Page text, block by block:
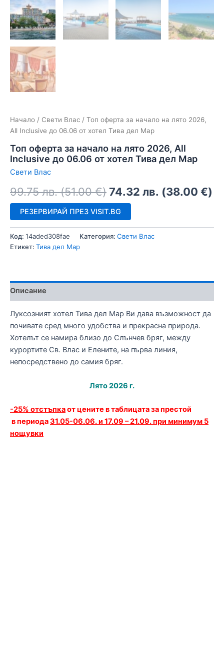
Начало / Свети Влас / Топ оферта за начало на лято 2026,
All Inclusive до 06.06 от хотел Тива дел Мар
Топ оферта за начало на лято 2026, All
Inclusive до 06.06 от хотел Тива дел Мар
Свети Влас
99.75лв. (51.00€)74.32 лв. (38.00 €)
РЕЗЕРВИРАЙ ПРЕЗ VISIT.BG
Код: 14aded308fae Категория: Свети Влас
Етикет: Тива дел Мар
Описание
Луксозният хотел Тива дел Мар Ви дава възможност да
почивате сред много удобства и прекрасна природа.
Хотелът се намира близо до Слънчев бряг, между
курортите Св. Влас и Елените, на първа линия,
непoсредствено до самия бряг.
Лято 2026 г.
-25% отстъпкаот цените в таблицата за престой
в периода31.05-06.06. и 17.09 – 21.09. при минимум 5
нощувки